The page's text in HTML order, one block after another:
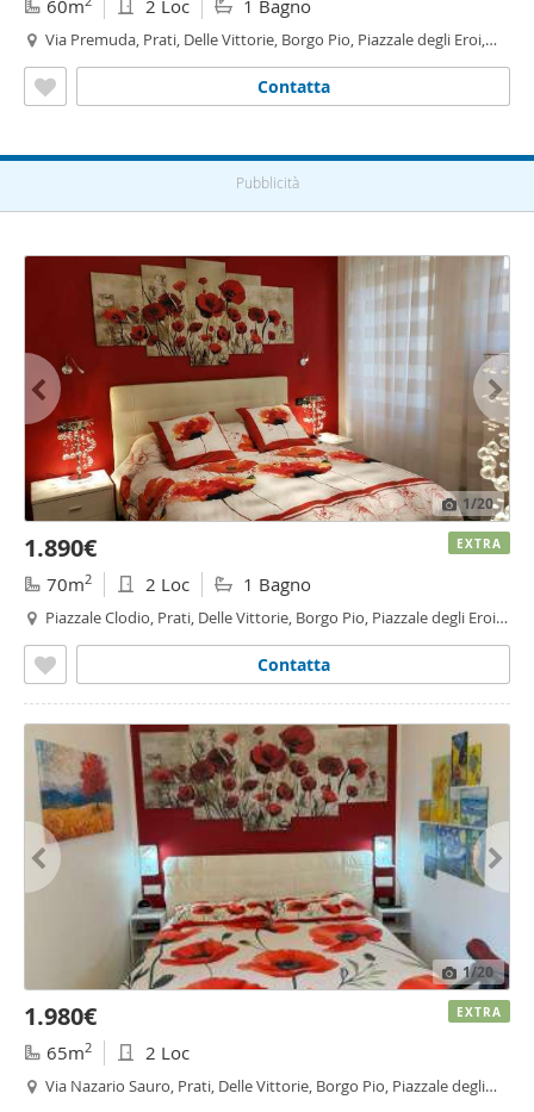
60m 2 Loc 1 Bagno
Via Premuda, Prati, Delle Vittorie, Borgo Pio, Piazzale degli Eroi,
Contatta
Pubblicità
1/20
1.890€
70m2 2 Loc 1 Bagno
Piazzale Clodio, Prati, Delle Vittorie, Borgo Pio, Piazzale degli Eroi,
Contatta
EXTRA
1/20
1.980€
65m2 2 Loc
Via Nazario Sauro, Prati, Delle Vittorie, Borgo Pio, Piazzale degli
EXTRA